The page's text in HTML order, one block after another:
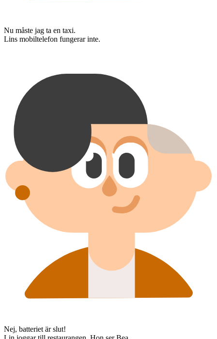
Nu måste jag ta en taxi.
Lins mobiltelefon fungerar inte.
Nej, batteriet är slut!